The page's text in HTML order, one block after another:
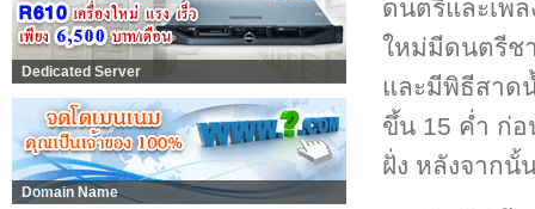
Dedicated Server
Domain Name
ดนตรีและเพ
ใหม่มีดนตรีช
และมีพิธีสาด
ขึ้น 15 ค่ำ ก่อ
ฝั่ง หลังจาก